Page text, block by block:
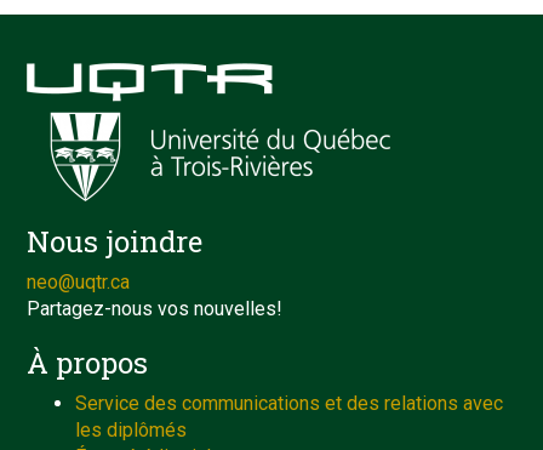
Nous joindre
neo@uqtr.ca
Partagez-nous vos nouvelles!
À propos
Service des communications et des relations avec
les diplômés